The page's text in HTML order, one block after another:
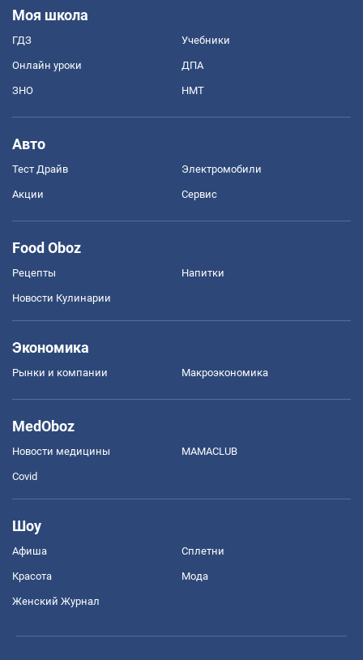
Моя школа
ГДЗ Учебники
Онлайн уроки ДПА
ЗНО НМТ
Авто
Тест Драйв Электромобили
Акции Сервис
Food Oboz
Рецепты Напитки
Новости Кулинарии
Экономика
Рынки и компании Mакроэкономика
MedOboz
Новости медицины MAMACLUB
Covid
Шоу
Афиша Сплетни
Красота Мода
Женский Журнал